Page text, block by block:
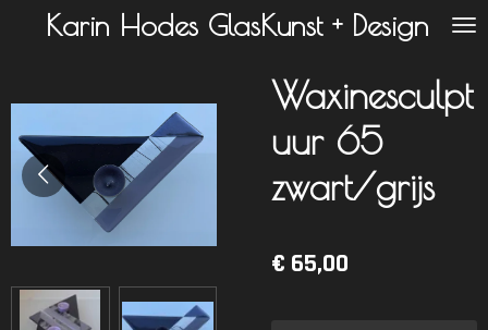
de
hoofdinhoud
Karin Hodes GlasKunst + Design
Waxinesculpt
uur 65
zwart/grijs
€ 65,00